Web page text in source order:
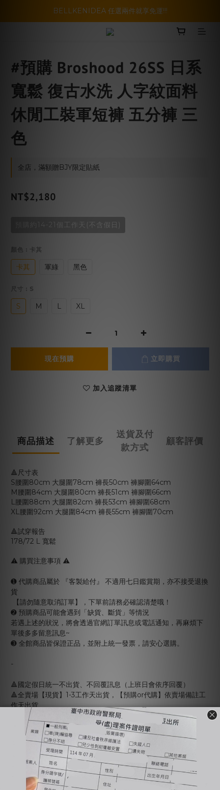
暑假活動登場!! SBG套裝超級優惠價，兩套以上再享免運哦!!
BELLKENIDEA 任選兩件就享免運!!!
暑假活動登場!! SBG套裝超級優惠價，兩套以上再享免運哦!!
#預購 Broshood 26SS 日系
寬鬆 復古水洗 人字紋面料
休閒工裝軍短褲 五分褲 三
色
全店，滿額贈BJY限定貼紙
NT$2,180
預購約14-21個工作天(不含假日)
: 卡其
卡其 軍綠 黑色
: S
S M L XL
現在預購 立即購買
加入追蹤清單
商品描述 了解更多
送貨及付
款方式
顧客評價
🔺尺寸表
S腰圍80cm 大腿圍78cm 褲長50cm 褲腳圍64cm
M腰圍84cm 大腿圍80cm 褲長51cm 褲腳圍66cm
L腰圍88cm 大腿圍82cm 褲長53cm 褲腳圍68cm
XL腰圍92cm 大腿圍84cm 褲長55cm 褲腳圍70cm
🔺試穿報告
178/72 L 寬鬆
⚠️ 購買注意事項 ⚠️
➊ 代購商品屬於 『客製給付』 不適用七日鑑賞期，亦不接受退換
貨
【請勿隨意取消訂單】，下單前請務必確認清楚哦！
➋ 預購商品可能會遇到「缺貨、斷貨」等情況
若遇上述的狀況，將會透過官網訂單訊息或電話通知，再麻煩下
單後多多留意訊息~
➌ 全館商品皆保證正品，並附上統一發票，請安心選購。
-
🔺國定假日統一不出貨、不回覆訊息（上班日會依序回覆）
🔺全賣場【現貨】1-3工作天出貨，【預購or代購】依賣場備註工
作天出貨
🔺商品有溢膠、小線頭皆為正常現象非瑕疵，完美主義者不要下
單，自行到店面購買
🔺使用貨到付款惡意不取貨一律提告，並加入黑名單
🔺賣場商品可以退換貨，需先與客服確認庫存狀況；原商品外包
裝必須保持完整＆吊牌不能拆剪才能退換貨（退換貨須知請詳售
後小卡）
🔺商品一旦下水任何理由皆不接受退換貨